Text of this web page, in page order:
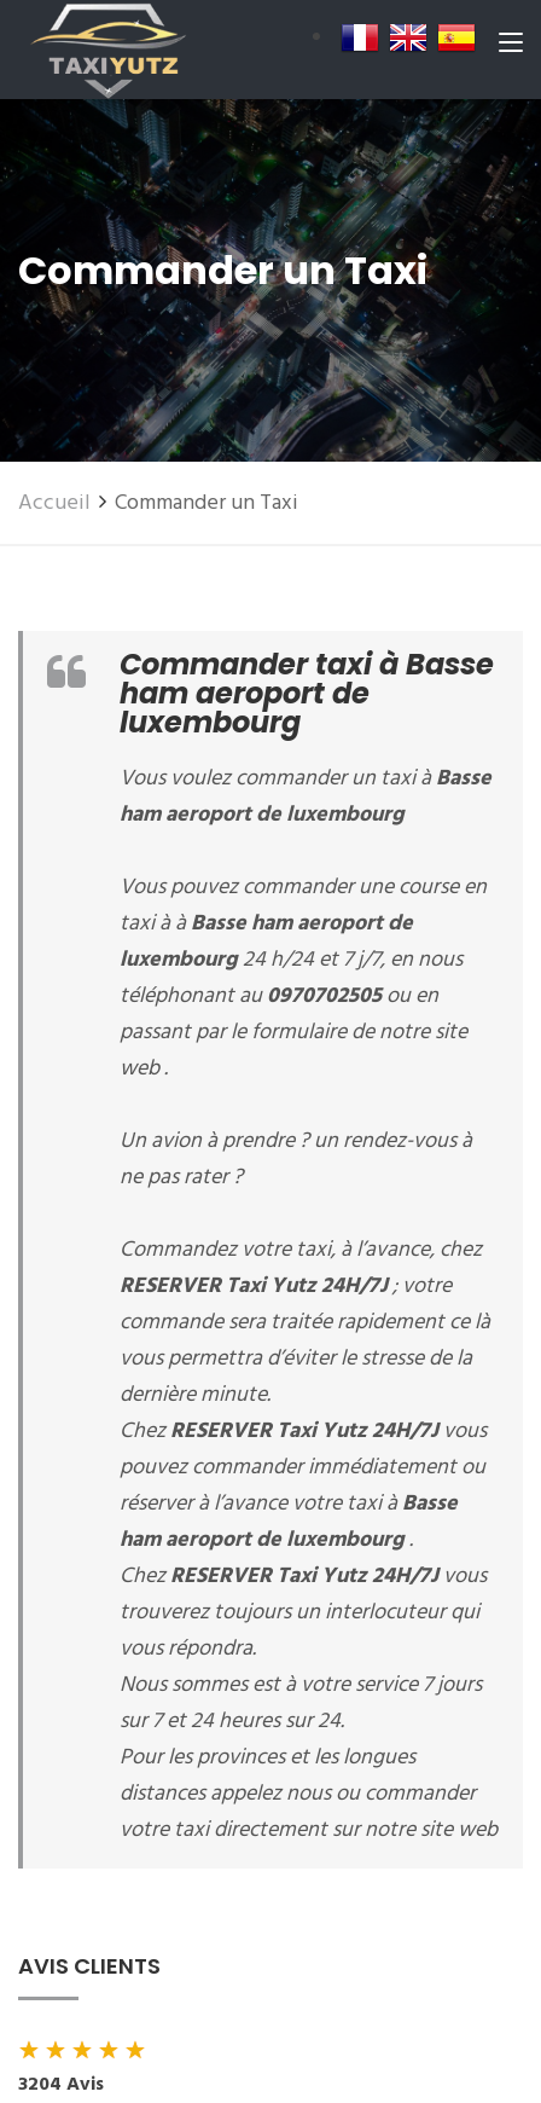
Commander un Taxi
Accueil Commander un Taxi
Commander taxi à Basse
ham aeroport de
luxembourg
Vous voulez commander un taxi àBasse
ham aeroport de luxembourg
Vous pouvez commander une course en
taxi à àBasse ham aeroport de
luxembourg24 h/24 et 7 j/7, en nous
téléphonant au0970702505ou en
passant par le formulaire de notre site
web .
Un avion à prendre ? un rendez-vous à
ne pas rater ?
Commandez votre taxi, à l’avance, chez
RESERVER Taxi Yutz 24H/7J; votre
commande sera traitée rapidement ce là
vous permettra d’éviter le stresse de la
dernière minute.
ChezRESERVER Taxi Yutz 24H/7Jvous
pouvez commander immédiatement ou
réserver à l’avance votre taxi àBasse
ham aeroport de luxembourg.
ChezRESERVER Taxi Yutz 24H/7Jvous
trouverez toujours un interlocuteur qui
vous répondra.
Nous sommes est à votre service 7 jours
sur 7 et 24 heures sur 24.
Pour les provinces et les longues
distances appelez nous ou commander
votre taxi directement sur notre site web
AVIS CLIENTS
★★★★★
3204 Avis